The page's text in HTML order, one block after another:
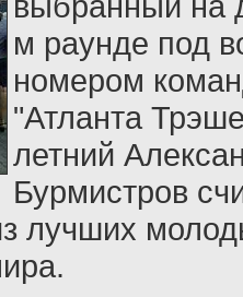
м раунде под
номером
"Атланта
летний
Бурмистров
лучших